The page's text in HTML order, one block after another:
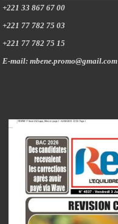
+221 33 867 67 00
+221 77 782 75 03
+221 77 782 75 15
E-mail: mbene.promo@gmail.com